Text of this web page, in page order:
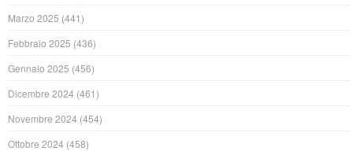
Marzo 2025 (441)
Febbraio 2025 (436)
Gennaio 2025 (456)
Dicembre 2024 (461)
Novembre 2024 (454)
Ottobre 2024 (458)